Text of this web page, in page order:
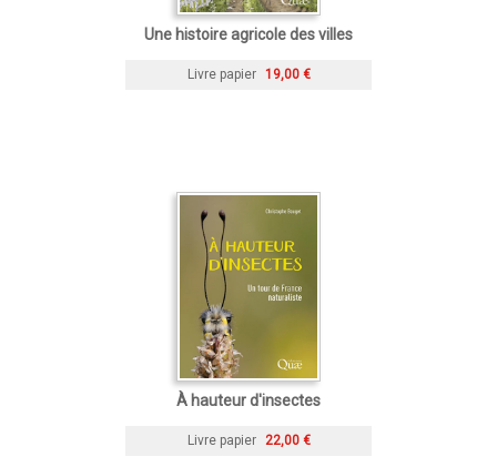
Une histoire agricole des villes
Livre papier 19,00 €
À hauteur d'insectes
Livre papier 22,00 €